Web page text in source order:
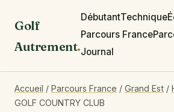
Golf
Autrement.
DébutantTechnique
Parcours France
Journal
Accueil / Parcours France / Grand Est /
GOLF COUNTRY CLUB